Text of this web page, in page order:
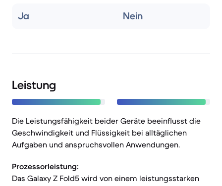
Ja Nein
Leistung
Die Leistungsfähigkeit beider Geräte beeinflusst die
Geschwindigkeit und Flüssigkeit bei alltäglichen
Aufgaben und anspruchsvollen Anwendungen.
Prozessorleistung:
Das Galaxy Z Fold5 wird von einem leistungsstarken